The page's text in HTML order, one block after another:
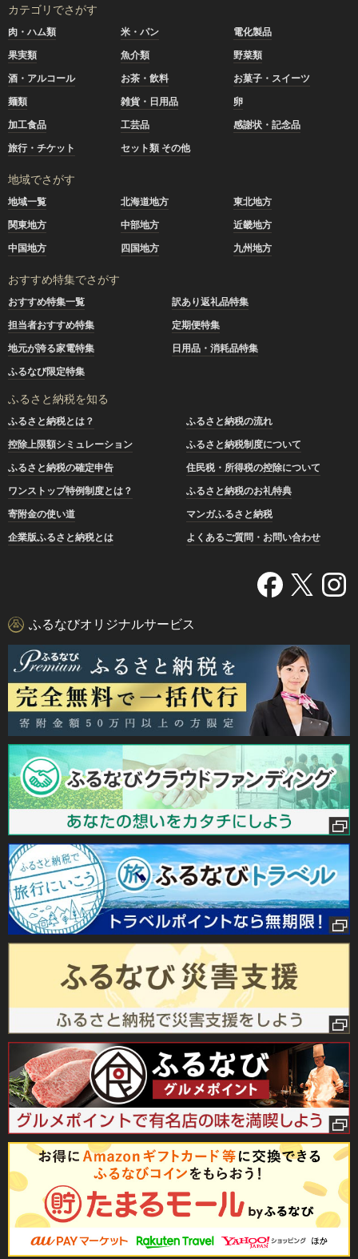
カテゴリでさがす
肉・ハム類 米・パン
電化製品
果実類
魚介類
野菜類
酒・アルコール
お茶・飲料
お菓子・スイーツ
麺類
雑貨・日用品
卵
加工食品
工芸品
感謝状・記念品
旅行・チケット
セット類 その他
地域でさがす
地域一覧 北海道地方
東北地方
関東地方
中部地方
近畿地方
中国地方
四国地方 九州地方
おすすめ特集でさがす
おすすめ特集一覧
訳あり返礼品特集
担当者おすすめ特集
定期便特集
地元が誇る家電特集
日用品・消耗品特集
ふるなび限定特集
ふるさと納税を知る
ふるさと納税とは？
ふるさと納税の流れ
控除上限額シミュレーション
ふるさと納税制度について
ふるさと納税の確定申告
住民税・所得税の控除について
ワンストップ特例制度とは？
ふるさと納税のお礼特典
寄附金の使い道
マンガふるさと納税
企業版ふるさと納税とは
よくあるご質問・お問い合わせ
ふるなびオリジナルサービス